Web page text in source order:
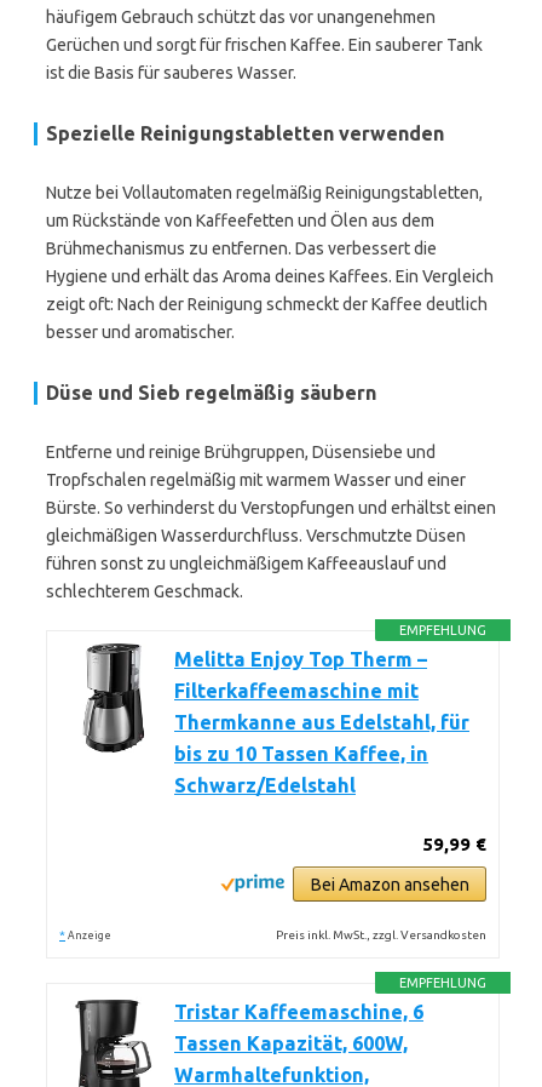
häufigem Gebrauch schützt das vor unangenehmen
Gerüchen und sorgt für frischen Kaffee. Ein sauberer Tank
ist die Basis für sauberes Wasser.
Spezielle Reinigungstabletten verwenden
Nutze bei Vollautomaten regelmäßig Reinigungstabletten,
um Rückstände von Kaffeefetten und Ölen aus dem
Brühmechanismus zu entfernen. Das verbessert die
Hygiene und erhält das Aroma deines Kaffees. Ein Vergleich
zeigt oft: Nach der Reinigung schmeckt der Kaffee deutlich
besser und aromatischer.
Düse und Sieb regelmäßig säubern
Entferne und reinige Brühgruppen, Düsensiebe und
Tropfschalen regelmäßig mit warmem Wasser und einer
Bürste. So verhinderst du Verstopfungen und erhältst einen
gleichmäßigen Wasserdurchfluss. Verschmutzte Düsen
führen sonst zu ungleichmäßigem Kaffeeauslauf und
schlechterem Geschmack.
EMPFEHLUNG
Melitta Enjoy Top Therm –
Filterkaffeemaschine mit
Thermkanne aus Edelstahl, für
bis zu 10 Tassen Kaffee, in
Schwarz/Edelstahl
59,99 €
Bei Amazon ansehen
* Anzeige Preis inkl. MwSt., zzgl. Versandkosten
EMPFEHLUNG
Tristar Kaffeemaschine, 6
Tassen Kapazität, 600W,
Warmhaltefunktion,